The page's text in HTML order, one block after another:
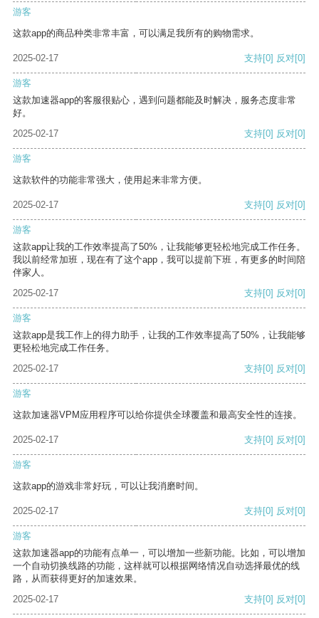
游客
这款app的商品种类非常丰富，可以满足我所有的购物需求。
2025-02-17 支持[0] 反对[0]
游客
这款加速器app的客服很贴心，遇到问题都能及时解决，服务态度非常
好。
2025-02-17
支持[0] 反对[0]
游客
这款软件的功能非常强大，使用起来非常方便。
2025-02-17 支持[0] 反对[0]
游客
这款app让我的工作效率提高了50%，让我能够更轻松地完成工作任务。
我以前经常加班，现在有了这个app，我可以提前下班，有更多的时间陪
伴家人。
2025-02-17
支持[0] 反对[0]
游客
这款app是我工作上的得力助手，让我的工作效率提高了50%，让我能够
更轻松地完成工作任务。
2025-02-17
支持[0] 反对[0]
游客
这款加速器VPM应用程序可以给你提供全球覆盖和最高安全性的连接。
2025-02-17 支持[0] 反对[0]
游客
这款app的游戏非常好玩，可以让我消磨时间。
2025-02-17 支持[0] 反对[0]
游客
这款加速器app的功能有点单一，可以增加一些新功能。比如，可以增加
一个自动切换线路的功能，这样就可以根据网络情况自动选择最优的线
路，从而获得更好的加速效果。
2025-02-17
支持[0] 反对[0]